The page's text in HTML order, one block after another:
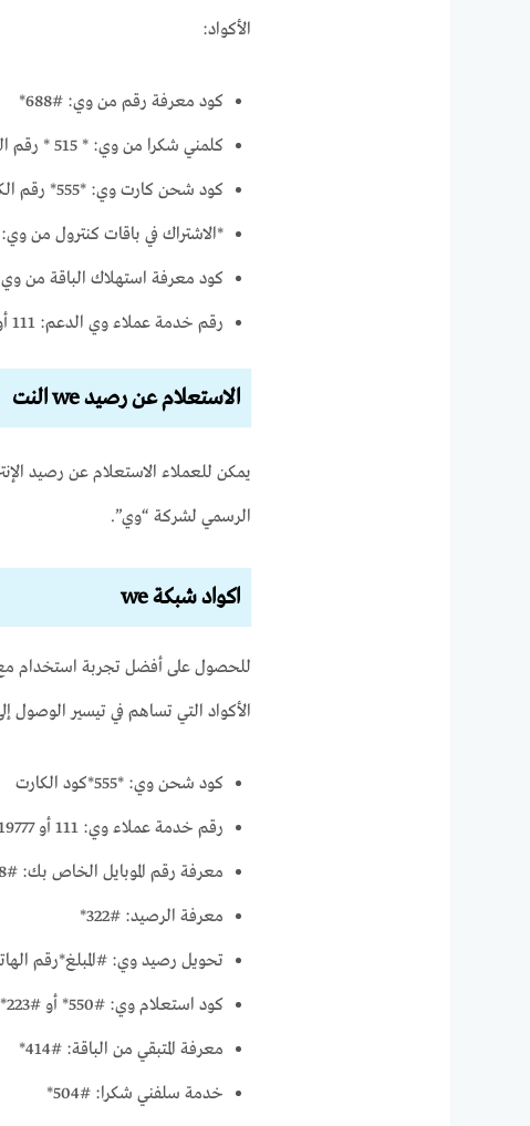
الأكواد:
كود معرفة رقم من وي: #688*
كلمني شكرا من وي: * 515 * رقم الهاتف #
كود شحن كارت وي: *555* رقم الكارت #
*الاشتراك في باقات كنترول من وي:
كود معرفة استهلاك الباقة من وي:
رقم خدمة عملاء وي الدعم: 111 أو 01555000111 أو 19777
الاستعلام عن رصيد we النت
يمكن للعملاء الاستعلام عن رصيد
الرسمي لشركة “وي”.
اكواد شبكة we
الأكواد التي تساهم في تيسير الوصول
كود شحن وي: *555*كود الكارت
رقم خدمة عملاء وي: 111 أو 19777
معرفة رقم الموبايل الخاص بك: #688*
معرفة الرصيد: #322*
تحويل رصيد وي: #المبلغ*رقم الهاتف
كود استعلام وي: #550* أو #223*
معرفة المتبقي من الباقة: #414*
خدمة سلفني شكرا: #504*